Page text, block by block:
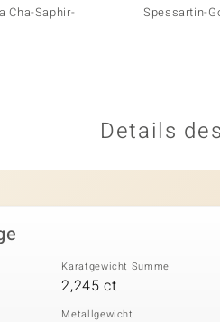
Cha-Saphir-
Spessartin-
Details
Karatgewicht Summe
2,245 ct
Metallgewicht